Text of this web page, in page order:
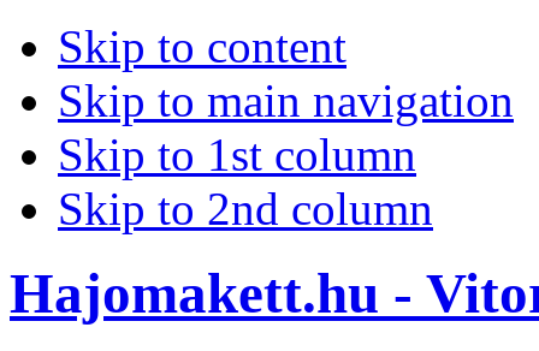
Skip to content
Skip to main navigation
Skip to 1st column
Skip to 2nd column
Hajomakett.hu -